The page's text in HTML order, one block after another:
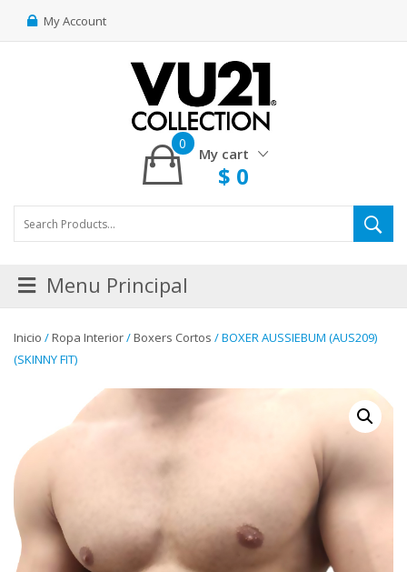
My Account
My cart
0
$ 0
Menu Principal
Inicio /Ropa Interior/Boxers Cortos / BOXER AUSSIEBUM (AUS209)
(SKINNY FIT)